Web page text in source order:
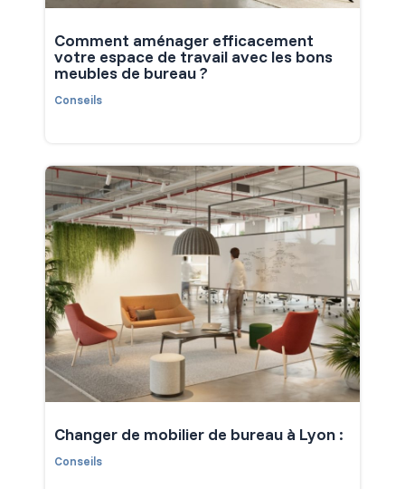
Comment aménager efficacement
votre espace de travail avec les bons
meubles de bureau ?
Conseils
Changer de mobilier de bureau à Lyon :
Conseils